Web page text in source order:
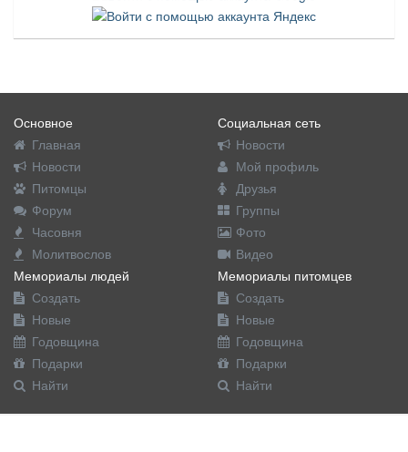
Основное
Главная
Новости
Питомцы
Форум
Часовня
Молитвослов
Социальная сеть
Новости
Мой профиль
Друзья
Группы
Фото
Видео
Мемориалы людей
Создать
Новые
Годовщина
Подарки
Найти
Мемориалы питомцев
Создать
Новые
Годовщина
Подарки
Найти